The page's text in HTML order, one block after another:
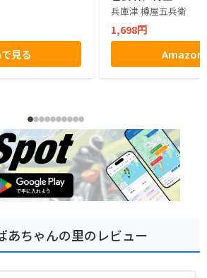
見る
兵庫津 樽屋五兵衛
1,698円
Amazon
あちゃんの里のレビュー